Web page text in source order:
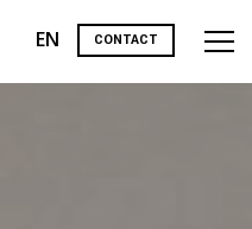
EN CONTACT